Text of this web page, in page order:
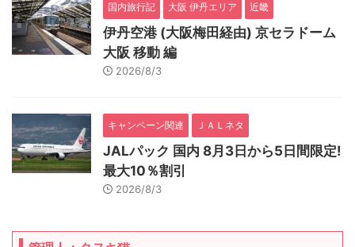
国内旅行記 大阪 伊丹エリア 近畿
伊丹空港 (大阪梅田経由) 京セラドーム
大阪 移動 編
2026/8/3
キャンペーン関連 ＪＡＬネタ
JALパック 国内 8月3日から5日間限定!
最大10％割引
2026/8/3